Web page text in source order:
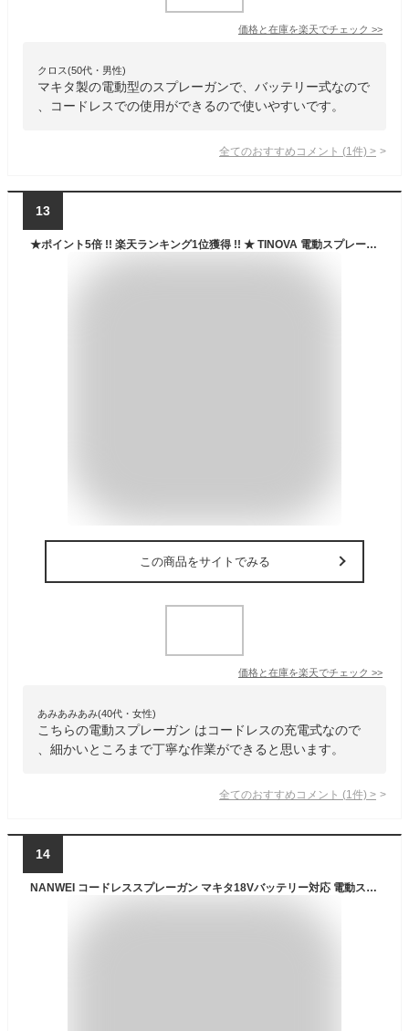
価格と在庫を楽天でチェック >>
クロス(50代・男性)
マキタ製の電動型のスプレーガンで、バッテリー式なので
、コードレスでの使用ができるので使いやすいです。
全てのおすすめコメント (1 件) >
13
★ポイント5倍 !! 楽天ランキング1位獲得 !! ★ TINOVA 電動スプレーガン ノズルセット コード式 噴霧 diy 日曜大工 塗装 吹き付け スプレー 油性 水性 塗装スプレー Φ1.8mm 2.6mm 工具 THSG-500
この商品をサイトでみる
価格と在庫を楽天でチェック >>
あみあみあみ(40代・女性)
こちらの電動スプレーガン はコードレスの充電式なので
、細かいところまで丁寧な作業ができると思います。
全てのおすすめコメント (1 件) >
14
NANWEI コードレススプレーガン マキタ18Vバッテリー対応 電動スプレーガン 充電式塗装ガン 1200ml大容量塗装機 水性油性塗料対応 噴射量調節可能 三つの吹き付けパターン 4種類のノズル (本体のみ)